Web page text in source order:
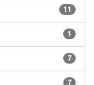
11
1
7
7